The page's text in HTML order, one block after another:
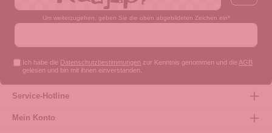
Um weiterzugehen, geben Sie die oben abgebildeten Zeichen ein*
Ich habe die Datenschutzbestimmungen zur Kenntnis genommen und die AGB
gelesen und bin mit ihnen einverstanden.
Service-Hotline
Mein Konto